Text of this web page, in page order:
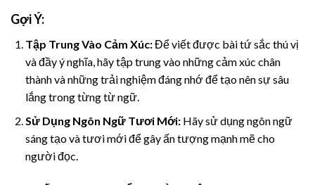
Gợi Ý:
Tập Trung Vào Cảm Xúc:Để viết được bài tứ sắc thú vị
và đầy ý nghĩa, hãy tập trung vào những cảm xúc chân
thành và những trải nghiệm đáng nhớ để tạo nên sự sâu
lắng trong từng từ ngữ.
Sử Dụng Ngôn Ngữ Tươi Mới:Hãy sử dụng ngôn ngữ
sáng tạo và tươi mới để gây ấn tượng mạnh mẽ cho
người đọc.